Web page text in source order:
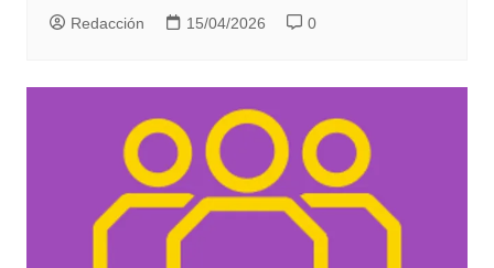
Redacción 15/04/2026 0